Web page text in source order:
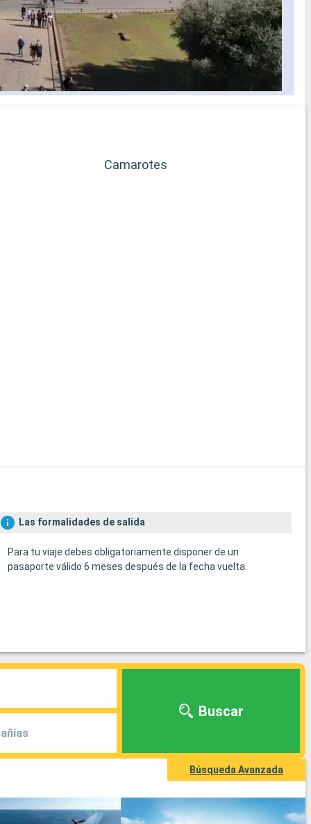
Camarotes
Las formalidades de salida
Para tu viaje debes obligatoriamente disponer de un
pasaporte válido 6 meses después de la fecha vuelta.
Buscar
Búsqueda Avanzada